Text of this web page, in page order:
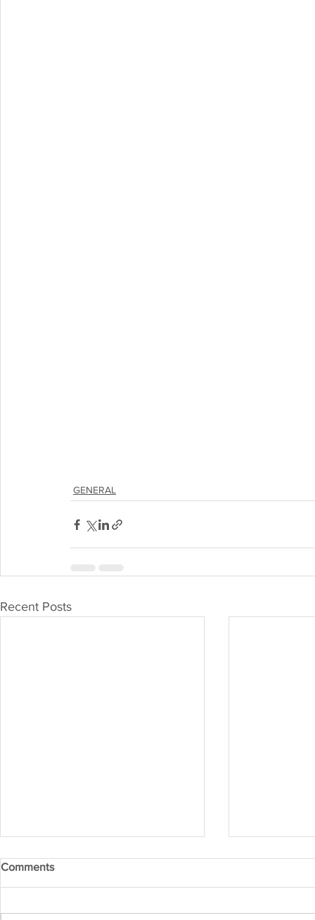
GENERAL
Recent Posts
Comments